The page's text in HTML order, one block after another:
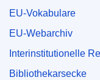
EU-Vokabulare
EU-Webarchiv
Interinstitutionelle
Bibliothekarsecke